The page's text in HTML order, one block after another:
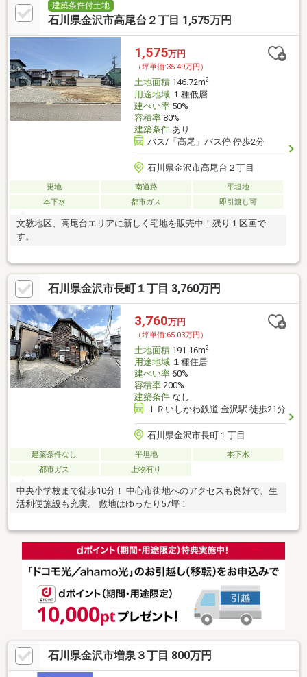
建築条件付土地
石川県金沢市高尾台２丁目 1,575万円
1,575万円
（坪単価:35.49万円）
土地面積146.72m2
用途地域１種低層
建ぺい率50%
容積率80%
建築条件あり
バス/「高尾」バス停 停歩2分
石川県金沢市高尾台２丁目
更地 南道路
平坦地
本下水
都市ガス 即引渡し可
文教地区、高尾台エリアに新しく宅地を販売中！残り１区画で
す。
石川県金沢市長町１丁目 3,760万円
3,760万円
（坪単価:65.03万円）
土地面積191.16m2
用途地域１種住居
建ぺい率60%
容積率200%
建築条件なし
ＩＲいしかわ鉄道 金沢駅 徒歩21分
石川県金沢市長町１丁目
建築条件なし 平坦地
本下水
都市ガス
上物有り
中央小学校まで徒歩10分！ 中心市街地へのアクセスも良好で、生
活利便施設も充実。 敷地はゆったり57坪！
石川県金沢市増泉３丁目 800万円